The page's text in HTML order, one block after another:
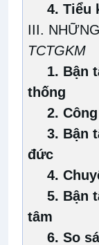
4.Tiểu
III.
TCTGKM
1. Bận
thống
2.
3. Bận
đức
4.
5. Bận
tâm
6.So